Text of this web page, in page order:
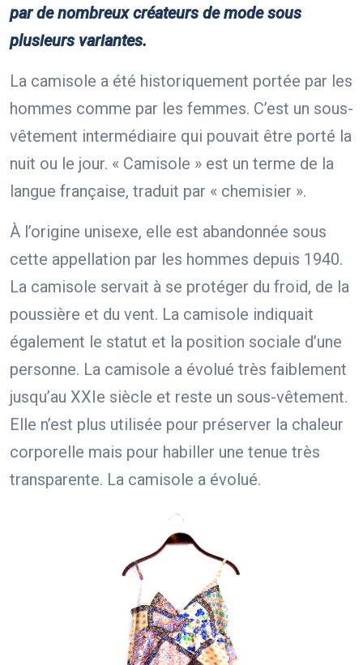
par de nombreux créateurs de mode sous
plusieurs variantes.
La camisole a été historiquement portée par les
hommes comme par les femmes. C’est un sous-
vêtement intermédiaire qui pouvait être porté la
nuit ou le jour. « Camisole » est un terme de la
langue française, traduit par « chemisier ».
À l’origine unisexe, elle est abandonnée sous
cette appellation par les hommes depuis 1940.
La camisole servait à se protéger du froid, de la
poussière et du vent. La camisole indiquait
également le statut et la position sociale d’une
personne. La camisole a évolué très faiblement
jusqu’au XXIe siècle et reste un sous-vêtement.
Elle n’est plus utilisée pour préserver la chaleur
corporelle mais pour habiller une tenue très
transparente. La camisole a évolué.